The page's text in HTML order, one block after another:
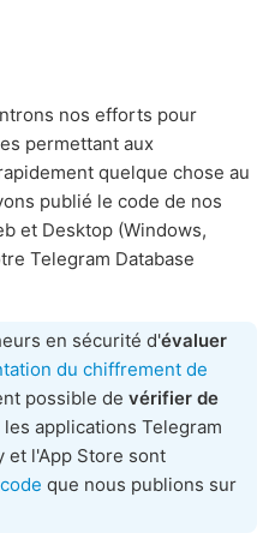
nos efforts pour
permettant aux
quelque chose au
publié le code de nos
et Desktop (Windows,
Telegram Database
en sécurité d'évaluer
du chiffrement de
possible de vérifier de
les applications Telegram
et l'App Store sont
que nous publions sur